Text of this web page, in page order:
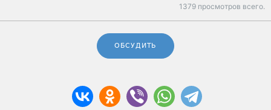
1379 просмотров всего.
ОБСУДИТЬ